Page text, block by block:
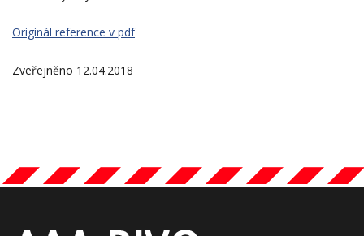
Originál reference v pdf
Zveřejněno 12.04.2018